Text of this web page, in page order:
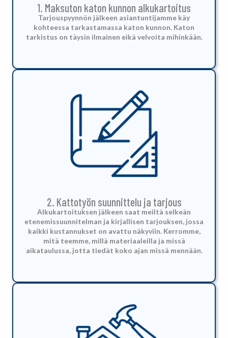
1. Maksuton katon kunnon alkukartoitus
Tarjouspyynnön jälkeen asiantuntijamme käy
kohteessa tarkastamassa katon kunnon. Katon
tarkistus on täysin ilmainen eikä velvoita mihinkään.
2. Kattotyön suunnittelu ja tarjous
Alkukartoituksen jälkeen saat meiltä selkeän
etenemissuunnitelman ja kirjallisen tarjouksen, jossa
kaikki kustannukset on avattu näkyviin. Kerromme,
mitä teemme, millä materiaaleilla ja missä
aikataulussa, jotta tiedät koko ajan missä mennään.